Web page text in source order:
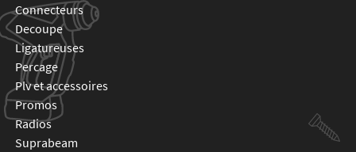
connecteurs
decoupe
ligatureuses
percage
plv et accessoires
promos
radios
suprabeam